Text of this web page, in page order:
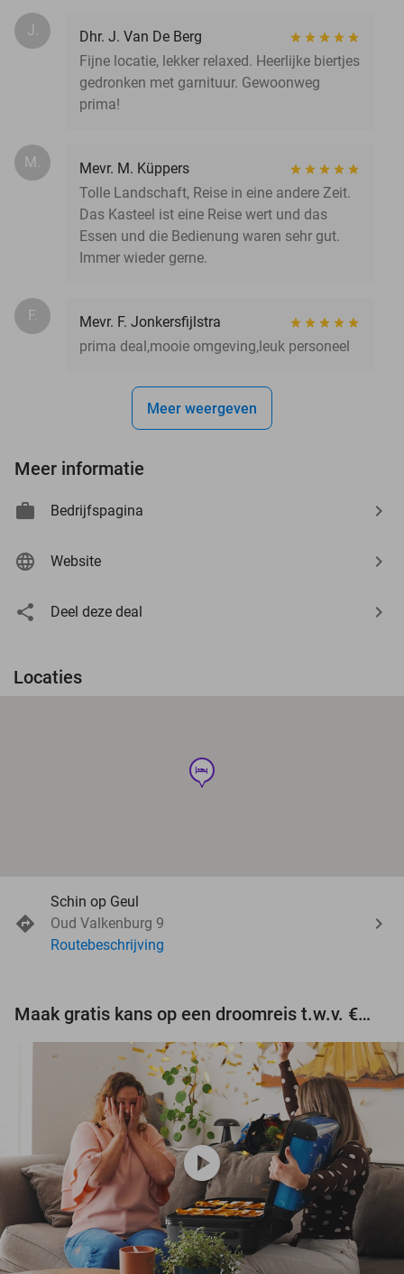
J.
Dhr. J. Van De Berg
Fijne locatie, lekker relaxed. Heerlijke biertjes
gedronken met garnituur. Gewoonweg
prima!
M.
Mevr. M. Küppers
Tolle Landschaft, Reise in eine andere Zeit.
Das Kasteel ist eine Reise wert und das
Essen und die Bedienung waren sehr gut.
Immer wieder gerne.
F.
Mevr. F. Jonkersfijlstra
prima deal,mooie omgeving,leuk personeel
Meer weergeven
Meer informatie
Bedrijfspagina
Website
Deel deze deal
Locaties
hotel
Schin op Geul
Oud Valkenburg 9
Routebeschrijving
Maak gratis kans op een droomreis t.w.v. €3.000!
play_circle